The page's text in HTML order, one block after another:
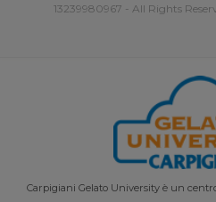
13239980967 - All Rights
Carpigiani Gelato University è un